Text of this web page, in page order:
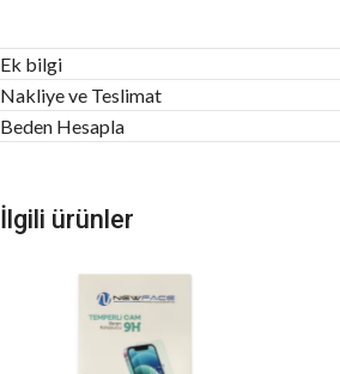
Ek bilgi
Nakliye ve Teslimat
Beden Hesapla
İlgili ürünler